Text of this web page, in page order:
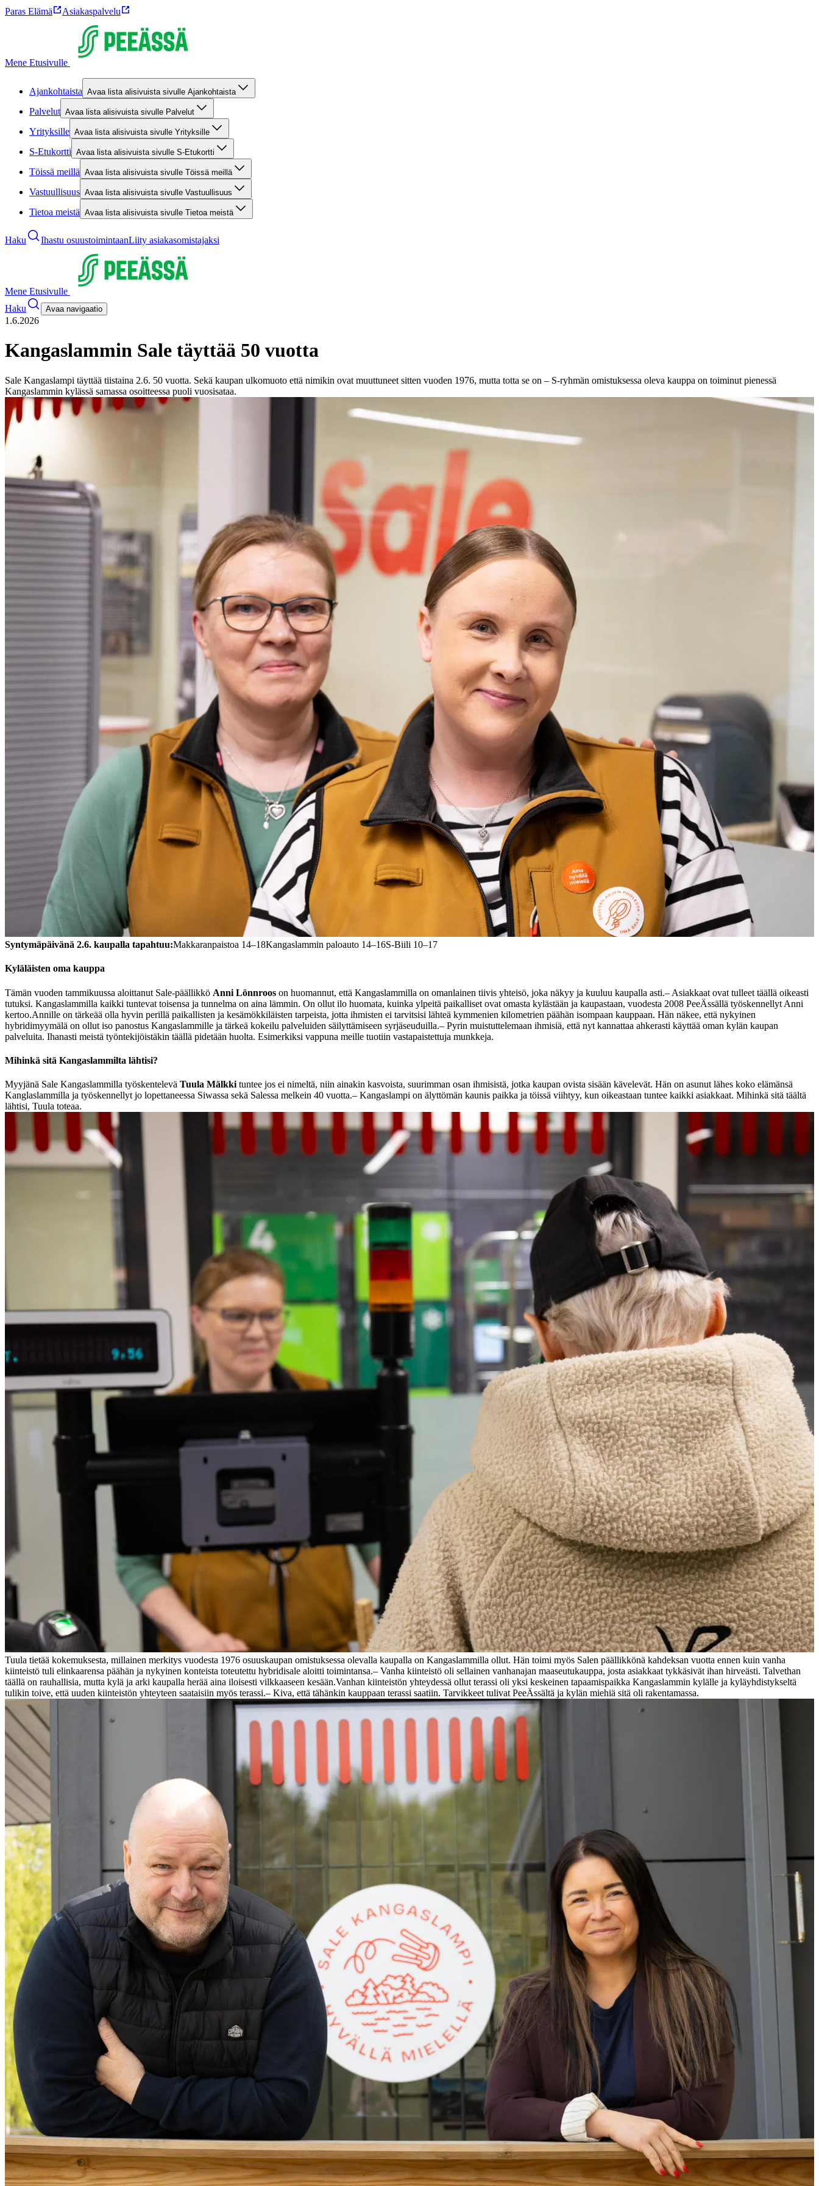
Paras Elämä Asiakaspalvelu
Mene Etusivulle
Ajankohtaista Avaa lista alisivuista sivulle Ajankohtaista
Palvelut Avaa lista alisivuista sivulle Palvelut
Yrityksille Avaa lista alisivuista sivulle Yrityksille
S-Etukortti Avaa lista alisivuista sivulle S-Etukortti
Töissä meillä Avaa lista alisivuista sivulle Töissä meillä
Vastuullisuus Avaa lista alisivuista sivulle Vastuullisuus
Tietoa meistä Avaa lista alisivuista sivulle Tietoa meistä
Haku Ihastu osuustoimintaanLiity asiakasomistajaksi
Mene Etusivulle
Haku
Avaa navigaatio
1.6.2026
Kangaslammin Sale täyttää 50 vuotta
Sale Kangaslampi täyttää tiistaina 2.6. 50 vuotta. Sekä kaupan ulkomuoto että nimikin ovat muuttuneet sitten vuoden 1976, mutta totta se on – S-ryhmän omistuksessa oleva kauppa on toiminut pienessä
Kangaslammin kylässä samassa osoitteessa puoli vuosisataa.
Syntymäpäivänä 2.6. kaupalla tapahtuu:Makkaranpaistoa 14–18Kangaslammin paloauto 14–16S-Biili 10–17
Kyläläisten oma kauppa
Tämän vuoden tammikuussa aloittanut Sale-päällikkö Anni Lönnroos on huomannut, että Kangaslammilla on omanlainen tiivis yhteisö, joka näkyy ja kuuluu kaupalla asti.– Asiakkaat ovat tulleet täällä oikeasti
tutuksi. Kangaslammilla kaikki tuntevat toisensa ja tunnelma on aina lämmin. On ollut ilo huomata, kuinka ylpeitä paikalliset ovat omasta kylästään ja kaupastaan, vuodesta 2008 PeeÄssällä työskennellyt Anni
kertoo.Annille on tärkeää olla hyvin perillä paikallisten ja kesämökkiläisten tarpeista, jotta ihmisten ei tarvitsisi lähteä kymmenien kilometrien päähän isompaan kauppaan. Hän näkee, että nykyinen
hybridimyymälä on ollut iso panostus Kangaslammille ja tärkeä kokeilu palveluiden säilyttämiseen syrjäseuduilla.– Pyrin muistuttelemaan ihmisiä, että nyt kannattaa ahkerasti käyttää oman kylän kaupan
palveluita. Ihanasti meistä työntekijöistäkin täällä pidetään huolta. Esimerkiksi vappuna meille tuotiin vastapaistettuja munkkeja.
Mihinkä sitä Kangaslammilta lähtisi?
Myyjänä Sale Kangaslammilla työskentelevä Tuula Mälkki tuntee jos ei nimeltä, niin ainakin kasvoista, suurimman osan ihmisistä, jotka kaupan ovista sisään kävelevät. Hän on asunut lähes koko elämänsä
Kanglaslammilla ja työskennellyt jo lopettaneessa Siwassa sekä Salessa melkein 40 vuotta.– Kangaslampi on älyttömän kaunis paikka ja töissä viihtyy, kun oikeastaan tuntee kaikki asiakkaat. Mihinkä sitä täältä
lähtisi, Tuula toteaa.
Tuula tietää kokemuksesta, millainen merkitys vuodesta 1976 osuuskaupan omistuksessa olevalla kaupalla on Kangaslammilla ollut. Hän toimi myös Salen päällikkönä kahdeksan vuotta ennen kuin vanha
kiinteistö tuli elinkaarensa päähän ja nykyinen konteista toteutettu hybridisale aloitti toimintansa.– Vanha kiinteistö oli sellainen vanhanajan maaseutukauppa, josta asiakkaat tykkäsivät ihan hirveästi. Talvethan
täällä on rauhallisia, mutta kylä ja arki kaupalla herää aina iloisesti vilkkaaseen kesään.Vanhan kiinteistön yhteydessä ollut terassi oli yksi keskeinen tapaamispaikka Kangaslammin kylälle ja kyläyhdistykseltä
tulikin toive, että uuden kiinteistön yhteyteen saataisiin myös terassi.– Kiva, että tähänkin kauppaan terassi saatiin. Tarvikkeet tulivat PeeÄssältä ja kylän miehiä sitä oli rakentamassa.